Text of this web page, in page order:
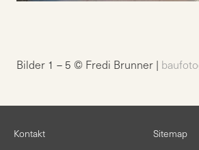
Bilder 1 – 5 © Fredi Brunner |
Kontakt Sitemap